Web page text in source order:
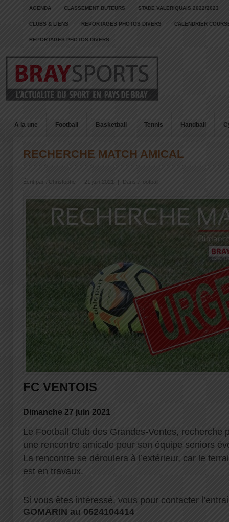
AGENDA CLASSEMENT BUTEURS STADE VALERIQUAIS 2022/2023
CLUBS & LIENS REPORTAGES PHOTOS DIVERS CALENDRIER
REPORTAGES PHOTOS DIVERS
A la une Football Basketball Tennis Handball
RECHERCHE MATCH AMICAL
Écrit par : Christophe 21 juin 2021 Dans : Football
FC VENTOIS
Dimanche 27 juin 2021
Le Football Club des Grandes-Ventes, recherche
une rencontre amicale pour son équipe seniors
La rencontre se déroulera à l’extérieur, car le
est en travaux.
Si vous êtes intéressé, vous pour contacter
GOMARIN au 0624104414